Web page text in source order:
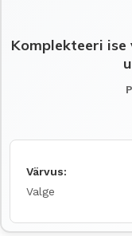
Komplekteeri
Värvus:
Valge